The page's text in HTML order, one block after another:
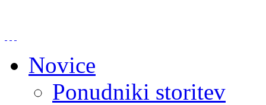
Novice
Ponudniki storitev